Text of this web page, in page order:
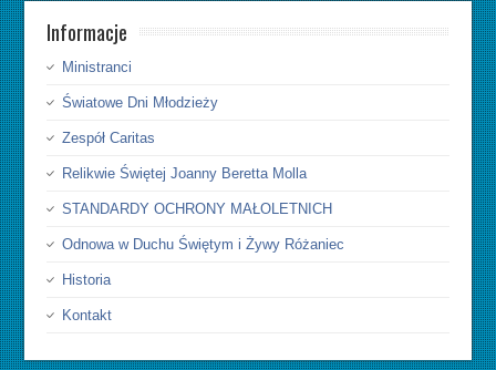
Informacje
Ministranci
Światowe Dni Młodzieży
Zespół Caritas
Relikwie Świętej Joanny Beretta Molla
STANDARDY OCHRONY MAŁOLETNICH
Odnowa w Duchu Świętym i Żywy Różaniec
Historia
Kontakt